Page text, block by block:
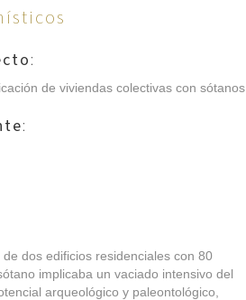
:
de viviendas colectivas con sótanos
:
dos edificios residenciales con 80
implicaba un vaciado intensivo del
arqueológico y paleontológico,